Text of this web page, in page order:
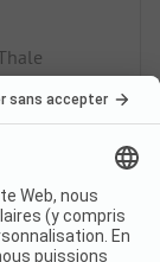
En savoir